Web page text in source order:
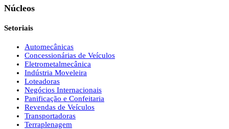
Núcleos
Setoriais
Automecânicas
Concessionárias de Veículos
Eletrometalmecânica
Indústria Moveleira
Loteadoras
Negócios Internacionais
Panificação e Confeitaria
Revendas de Veículos
Transportadoras
Terraplenagem